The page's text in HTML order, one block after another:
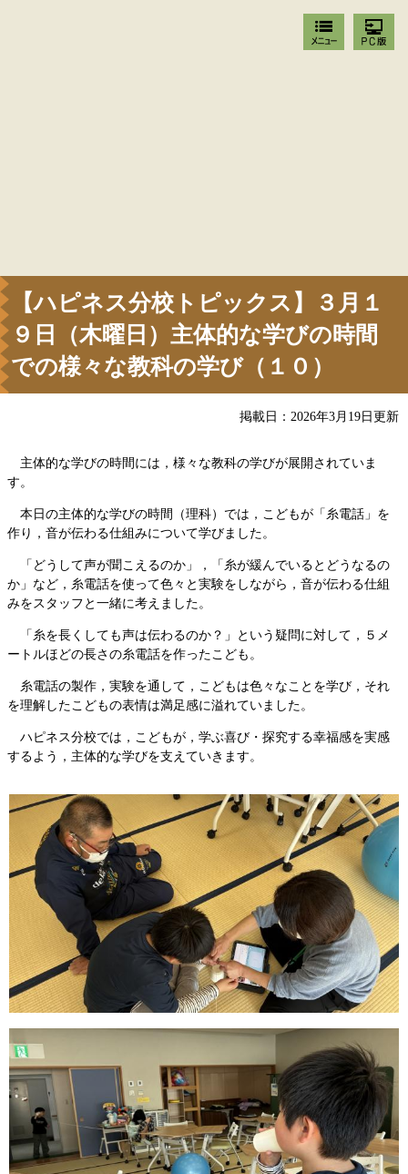
【ハピネス分校トピックス】３月１
９日（木曜日）主体的な学びの時間
での様々な教科の学び（１０）
掲載日：2026年3月19日更新
主体的な学びの時間には，様々な教科の学びが展開されていま
す。
本日の主体的な学びの時間（理科）では，こどもが「糸電話」を
作り，音が伝わる仕組みについて学びました。
「どうして声が聞こえるのか」，「糸が緩んでいるとどうなるの
か」など，糸電話を使って色々と実験をしながら，音が伝わる仕組
みをスタッフと一緒に考えました。
「糸を長くしても声は伝わるのか？」という疑問に対して，５メ
ートルほどの長さの糸電話を作ったこども。
糸電話の製作，実験を通して，こどもは色々なことを学び，それ
を理解したこどもの表情は満足感に溢れていました。
ハピネス分校では，こどもが，学ぶ喜び・探究する幸福感を実感
するよう，主体的な学びを支えていきます。